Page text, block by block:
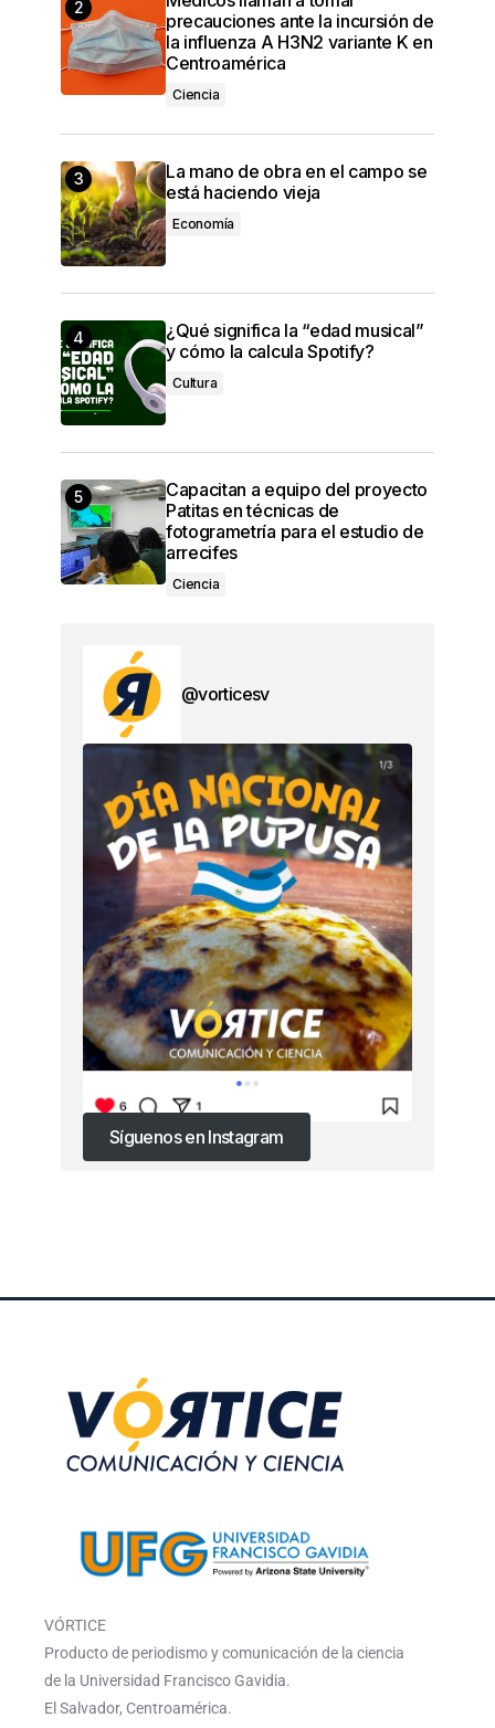
precauciones ante la incursión de
la influenza A H3N2 variante K en
Centroamérica
Ciencia
La mano de obra en el campo se
está haciendo vieja
Economía
¿Qué significa la “edad musical”
y cómo la calcula Spotify?
Cultura
Capacitan a equipo del proyecto
Patitas en técnicas de
fotogrametría para el estudio de
arrecifes
Ciencia
@vorticesv
Síguenos en Instagram
VÓRTICE
Producto de periodismo y comunicación de la ciencia
de la Universidad Francisco Gavidia.
El Salvador, Centroamérica.